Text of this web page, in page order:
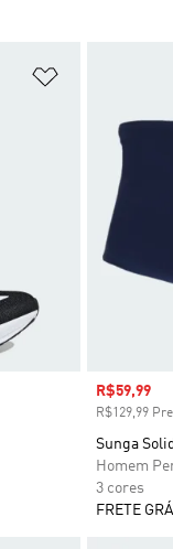
Preço com
R$59,99
R$129,99
Sunga Solid
Homem
3 cores
FRETE